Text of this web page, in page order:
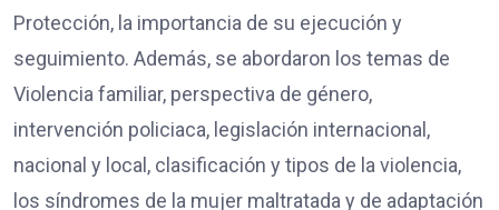
Protección, la importancia de su ejecución y
seguimiento. Además, se abordaron los temas de
Violencia familiar, perspectiva de género,
intervención policiaca, legislación internacional,
nacional y local, clasificación y tipos de la violencia,
los síndromes de la mujer maltratada y de adaptación